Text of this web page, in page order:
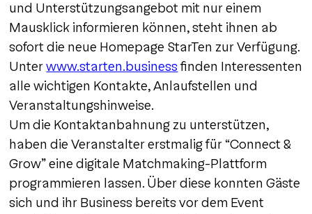
und Unterstützungsangebot mit nur einem
Mausklick informieren können, steht ihnen ab
sofort die neue Homepage StarTen zur Verfügung.
Unterwww.starten.businessfinden Interessenten
alle wichtigen Kontakte, Anlaufstellen und
Veranstaltungshinweise.
Um die Kontaktanbahnung zu unterstützen,
haben die Veranstalter erstmalig für “Connect &
Grow” eine digitale Matchmaking-Plattform
programmieren lassen. Über diese konnten Gäste
sich und ihr Business bereits vor dem Event